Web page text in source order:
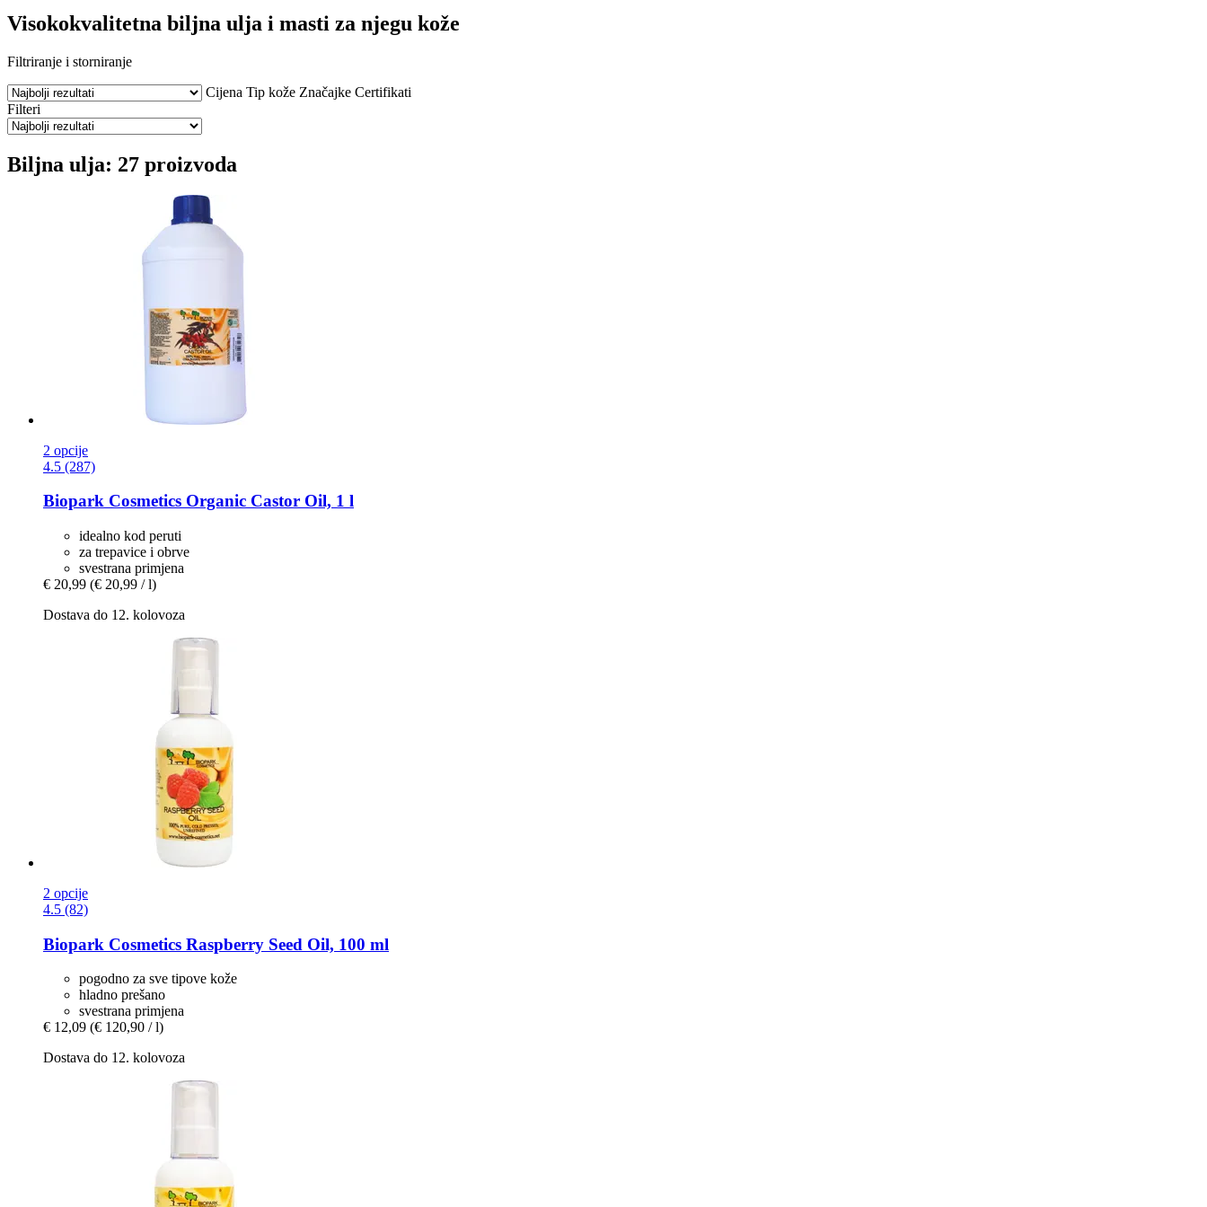
Visokokvalitetna biljna ulja i masti za njegu kože
Filtriranje i storniranje
Cijena Tip kože Značajke Certifikati
Filteri
Biljna ulja: 27 proizvoda
2 opcije
4.5 (287)
Biopark Cosmetics Organic Castor Oil, 1 l
idealno kod peruti
za trepavice i obrve
svestrana primjena
€ 20,99 (€ 20,99 / l)
Dostava do 12. kolovoza
2 opcije
4.5 (82)
Biopark Cosmetics Raspberry Seed Oil, 100 ml
pogodno za sve tipove kože
hladno prešano
svestrana primjena
€ 12,09 (€ 120,90 / l)
Dostava do 12. kolovoza